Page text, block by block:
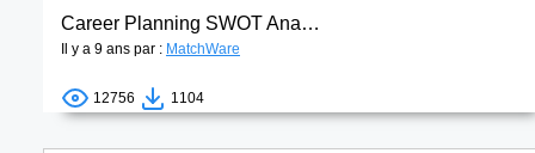
Career Planning SWOT Analysis
Il y a 9 ans par : MatchWare
12756 1104